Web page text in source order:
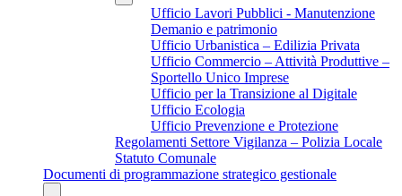
Ufficio Lavori Pubblici - Manutenzione
Demanio e patrimonio
Ufficio Urbanistica – Edilizia Privata
Ufficio Commercio – Attività Produttive –
Sportello Unico Imprese
Ufficio per la Transizione al Digitale
Ufficio Ecologia
Ufficio Prevenzione e Protezione
Regolamenti Settore Vigilanza – Polizia Locale
Statuto Comunale
Documenti di programmazione strategico gestionale